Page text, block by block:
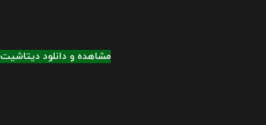
مشاهده و دانلود دیتاشیت